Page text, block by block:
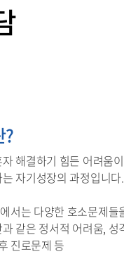
?
해결하기 힘든 어려움
자기성장의 과정입니다.
서는 다양한 호소문제들
같은 정서적 어려움,
진로문제 등